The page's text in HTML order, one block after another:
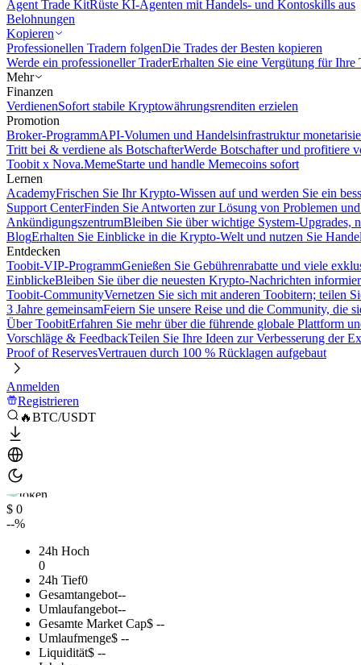
Agent Trade KitRüste KI-Agenten mit Handels- und Kontoskills aus
Belohnungen
Kopieren
Professionellen Tradern folgenDie Trades der Besten kopieren
Werde ein professioneller TraderErhalten Sie eine Vergütung für Ihre
Mehr
Finanzen
VerdienenSofort stabile Kryptowährungsrenditen erzielen
Promotion
Broker-ProgrammAPI-Volumen und Handelsinfrastruktur
Tritt bei & verdiene als BotschafterWerde Botschafter und profitiere
Toobit x Nova.MemeStarte und handle Memecoins sofort
Lernen
AcademyFrischen Sie Ihr Krypto-Wissen auf und werden Sie ein
Support CenterFinden Sie Antworten zur Lösung von Problemen
AnkündigungszentrumBleiben Sie über wichtige System-Upgrades,
BlogErhalten Sie Einblicke in die Krypto-Welt und nutzen Sie
Entdecken
Toobit-VIP-ProgrammGenießen Sie Gebührenrabatte und viele
EinblickeBleiben Sie über die neuesten Krypto-Nachrichten
Toobit-CommunityVernetzen Sie sich mit anderen Toobitern; teilen
3 Jahre gemeinsamFeiern Sie unsere Reise und die Community, die
Über ToobitErfahren Sie mehr über die führende globale Plattform
Vorschläge & FeedbackTeilen Sie Ihre Ideen zur Verbesserung der
Proof of ReservesVertrauen durch 100 % Rücklagen aufgebaut
Anmelden
Registrieren
🔥BTC/USDT
$ 0
--%
24h Hoch
0
24h Tief0
Gesamtangebot--
Umlaufangebot--
Gesamte Market Cap$ --
Umlaufmenge$ --
Liquidität$ --